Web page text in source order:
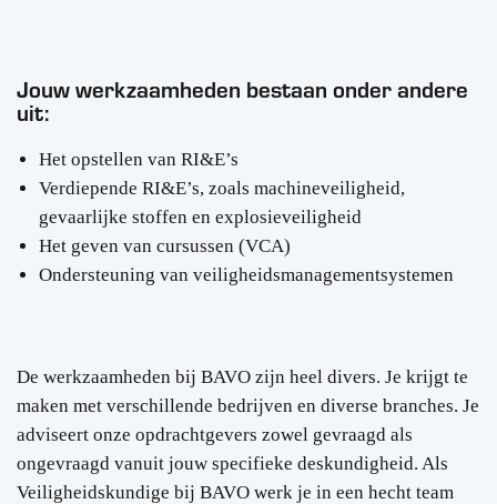
Jouw werkzaamheden bestaan onder andere
uit:
Het opstellen van RI&E’s
Verdiepende RI&E’s, zoals machineveiligheid,
gevaarlijke stoffen en explosieveiligheid
Het geven van cursussen (VCA)
Ondersteuning van veiligheidsmanagementsystemen
De werkzaamheden bij BAVO zijn heel divers. Je krijgt te
maken met verschillende bedrijven en diverse branches. Je
adviseert onze opdrachtgevers zowel gevraagd als
ongevraagd vanuit jouw specifieke deskundigheid. Als
Veiligheidskundige bij BAVO werk je in een hecht team